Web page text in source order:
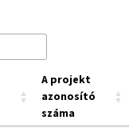
A projekt
azonosító
száma